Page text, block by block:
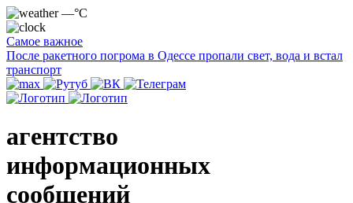
—°C
Самое важное
После ракетного погрома в Одессе пропали свет, вода и встал
транспорт
агентство
информационных
сообщений